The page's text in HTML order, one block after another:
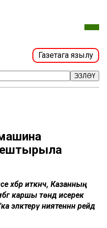
Газетага язылу
ЭЗЛӘҮ
машина
оештырыла
хәбәр иткәнчә, Казанның
каршы төндә исерек
эләктерү ниятеннән рейд